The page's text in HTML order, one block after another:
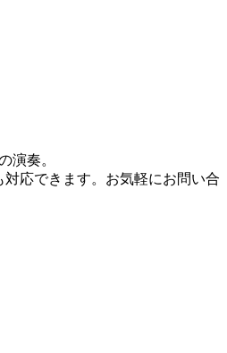
演奏。
応できます。お気軽にお問い合